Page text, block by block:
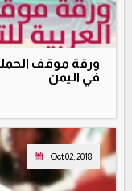
ورقة موقف
في اليمن
Oct 02, 2018